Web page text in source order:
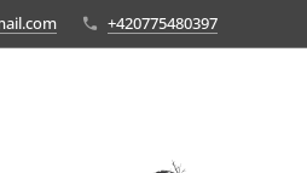
+420775480397